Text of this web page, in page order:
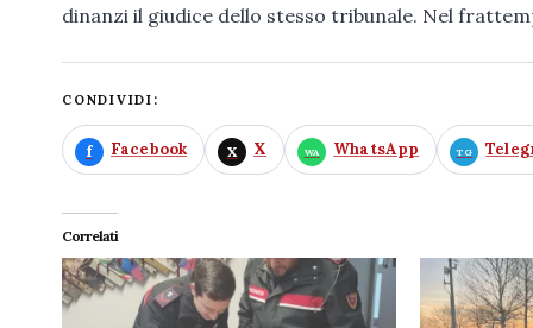
dinanzi il giudice dello stesso tribunale. Nel
CONDIVIDI:
Facebook X WhatsApp
Correlati